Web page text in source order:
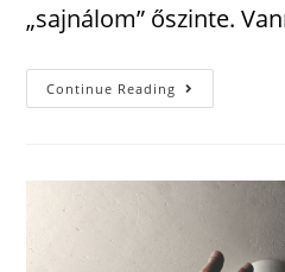
„sajnálom” őszinte.
Continue Reading